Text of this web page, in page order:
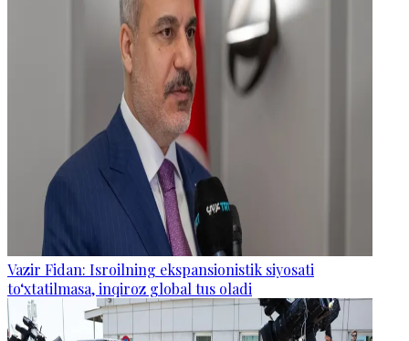
Vazir Fidan: Isroilning ekspansionistik siyosati
to‘xtatilmasa, inqiroz global tus oladi